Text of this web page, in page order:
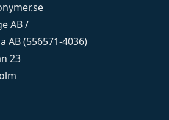
AB /
AB (556571-4036)
23